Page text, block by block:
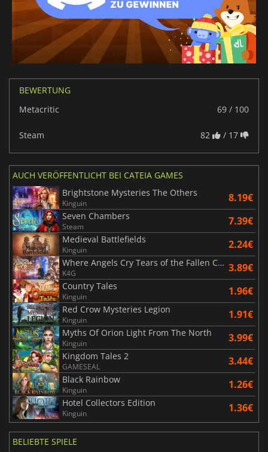
BEWERTUNG
Metacritic
69 / 100
Steam 82 / 17
AUCH VERÖFFENTLICHT BEI CATEIA GAMES
Brightstone Mysteries The Others
Kinguin 8.19€
Seven Chambers
Steam 7.39€
Medieval Battlefields
Kinguin 2.24€
Where Angels Cry Tears of the Fallen Collector's Edition
K4G 3.89€
Country Tales
Kinguin 1.96€
Red Crow Mysteries Legion
Kinguin 1.91€
Myths Of Orion Light From The North
Kinguin 3.99€
Kingdom Tales 2
GAMESEAL 3.44€
Black Rainbow
Kinguin 1.26€
Hotel Collectors Edition
Kinguin 1.36€
BELIEBTE SPIELE